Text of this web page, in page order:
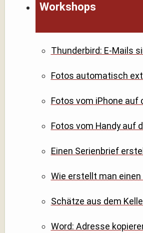
Workshops
Thunderbird: E-Mails
Fotos automatisch
Fotos vom iPhone auf
Fotos vom Handy auf
Einen Serienbrief
Wie erstellt man einen
Schätze aus dem
Word: Adresse